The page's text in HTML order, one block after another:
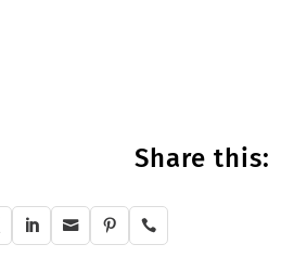
Share this:
   